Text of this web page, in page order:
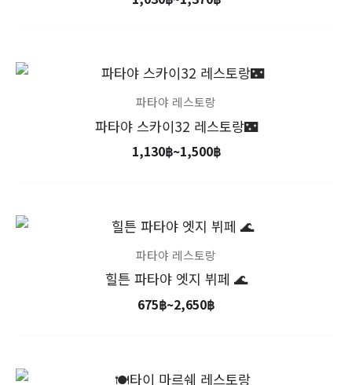
파타야 레스토랑
파타야 스카이32 레스토랑🌃
1,130฿~1,500฿
가
1,130฿~1,500฿
파타야 레스토랑
힐튼 파타야 엣지 뷔페 🌊
675฿~2,650฿
가
격
범
위:
675฿~2,650฿
가